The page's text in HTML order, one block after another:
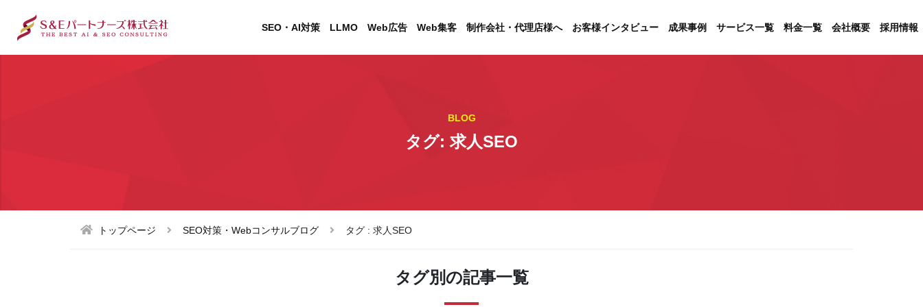
SEO・AI対策 LLMO Web広告 Web集客 制作会社・代理店様へ お客様インタビュー 成果事例 サービス一覧 料金一覧 会社概要 採用情報
BLOG
タグ: 求人SEO
トップページ SEO対策・Webコンサルブログ タグ : 求人SEO
タグ別の記事一覧